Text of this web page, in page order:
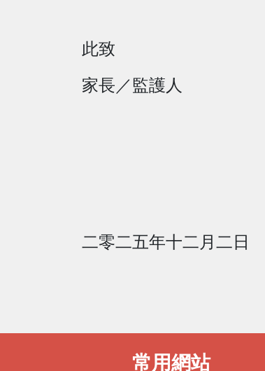
此致
家長／監護人
二零二五年十二月二日
常用網站